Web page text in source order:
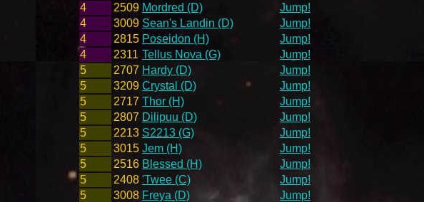
4
2509 Mordred (D)
Jump!
4
3009 Sean's Landin (D)
Jump!
4
2815 Poseidon (H)
Jump!
4
2311 Tellus Nova (G)
Jump!
5
2707 Hardy (D)
Jump!
5
3209 Crystal (D)
Jump!
5
2717 Thor (H)
Jump!
5
2807 Dilipuu (D)
Jump!
5
2213 S2213 (G)
Jump!
5
3015 Jem (H)
Jump!
5
2516 Blessed (H)
Jump!
5
2408 'Twee (C)
Jump!
5
3008 Freya (D)
Jump!